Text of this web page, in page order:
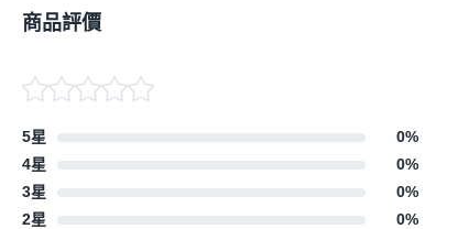
商品評價
5星 0%
4星
0%
3星
0%
2星
0%